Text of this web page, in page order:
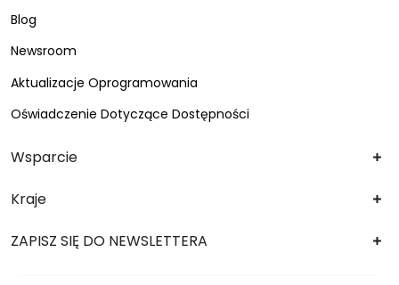
Blog
Newsroom
Aktualizacje Oprogramowania
Oświadczenie Dotyczące Dostępności
Wsparcie
Kraje
ZAPISZ SIĘ DO NEWSLETTERA